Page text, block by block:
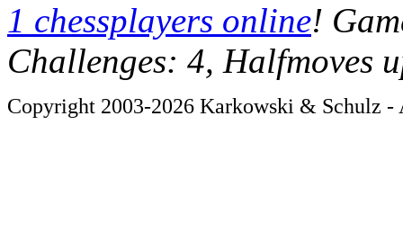
1 chessplayers online!
Challenges: 4, Halfmoves
Copyright 2003-2026 Karkowski & Schulz